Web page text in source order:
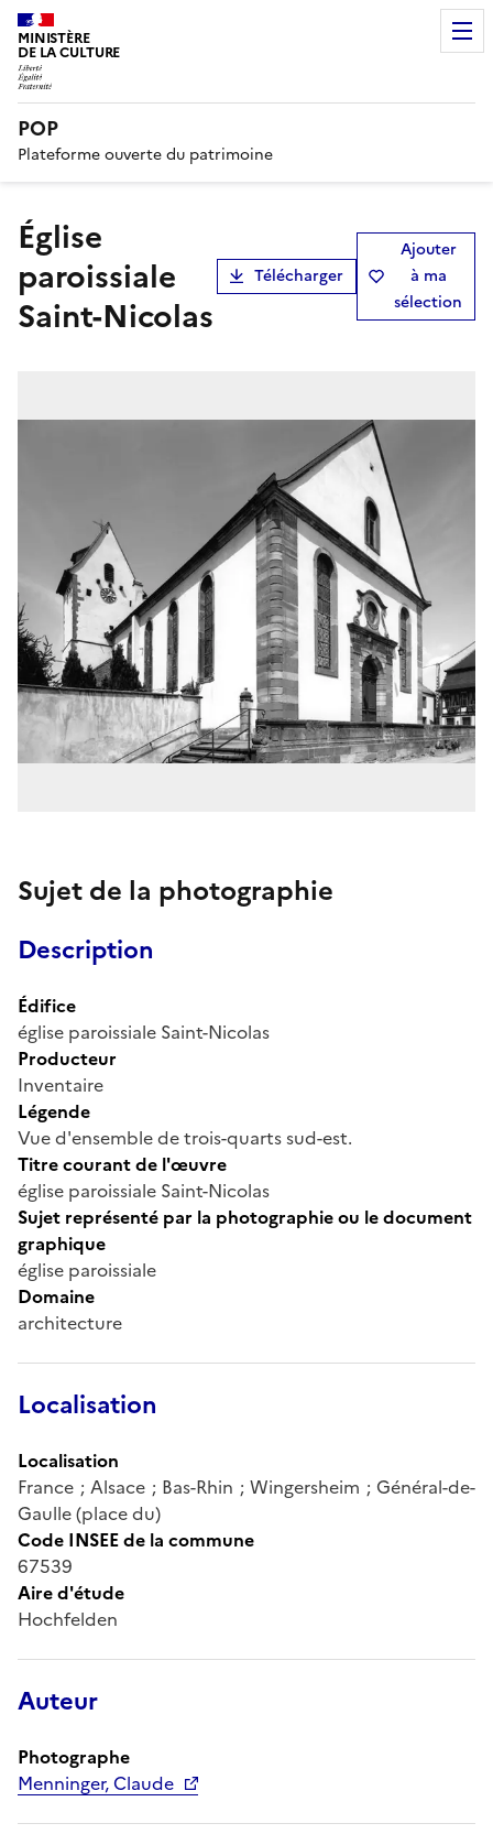
MINISTÈRE
DE LA CULTURE
POP
Plateforme ouverte du patrimoine
église
paroissiale
Saint-Nicolas
Télécharger
Ajouter
à ma
sélection
Sujet de la photographie
Description
Édifice
église paroissiale Saint-Nicolas
Producteur
Inventaire
Légende
Vue d'ensemble de trois-quarts sud-est.
Titre courant de l'œuvre
église paroissiale Saint-Nicolas
Sujet représenté par la photographie ou le document
graphique
église paroissiale
Domaine
architecture
Localisation
Localisation
France ; Alsace ; Bas-Rhin ; Wingersheim ; Général-de-
Gaulle (place du)
Code INSEE de la commune
67539
Aire d'étude
Hochfelden
Auteur
Photographe
Menninger, Claude